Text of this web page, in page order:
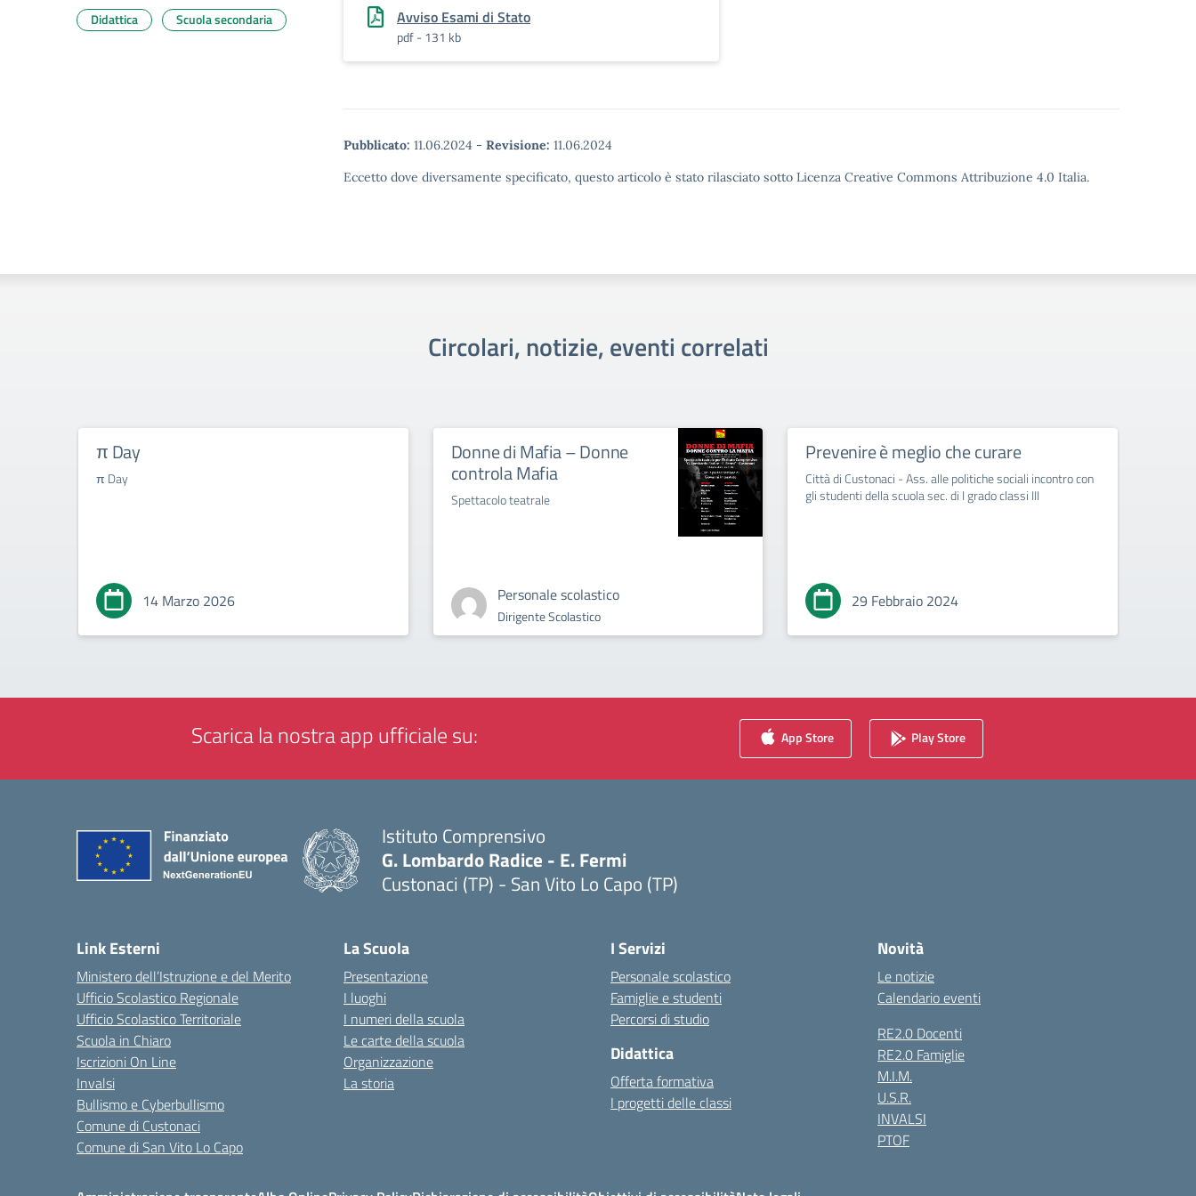
Avviso Esami di Stato
pdf - 131 kb
Pubblicato: 11.06.2024 - Revisione: 11.06.2024
Eccetto dove diversamente specificato, questo articolo è stato rilasciato sotto Licenza Creative Commons Attribuzione 4.0 Italia.
Didattica Scuola secondaria
Circolari, notizie, eventi correlati
π Day
π Day
14 Marzo 2026
Donne di Mafia – Donne
controla Mafia
Spettacolo teatrale
Personale scolastico
Dirigente Scolastico
Prevenire è meglio che curare
Città di Custonaci - Ass. alle politiche sociali incontro con
gli studenti della scuola sec. di I grado classi III
29 Febbraio 2024
Scarica la nostra app ufficiale su: App Store Play Store
Istituto Comprensivo
G. Lombardo Radice - E. Fermi
Custonaci (TP) - San Vito Lo Capo (TP)
Link Esterni
Ministero dell’Istruzione e del Merito
Ufficio Scolastico Regionale
Ufficio Scolastico Territoriale
Scuola in Chiaro
Iscrizioni On Line
Invalsi
Bullismo e Cyberbullismo
Comune di Custonaci
Comune di San Vito Lo Capo
La Scuola
Presentazione
I luoghi
I numeri della scuola
Le carte della scuola
Organizzazione
La storia
I Servizi
Personale scolastico
Famiglie e studenti
Percorsi di studio
Didattica
Offerta formativa
I progetti delle classi
Novità
Le notizie
Calendario eventi
RE2.0 Docenti
RE2.0 Famiglie
M.I.M.
U.S.R.
INVALSI
PTOF